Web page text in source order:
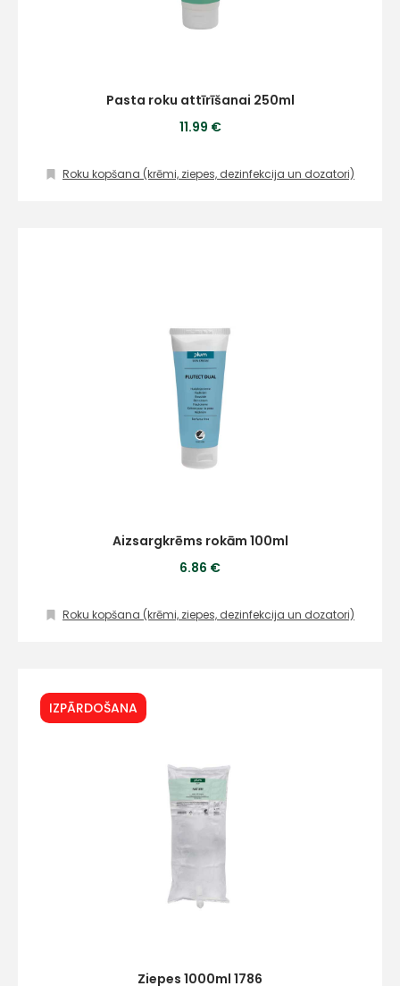
Pasta roku attīrīšanai 250ml
11.99 €
Roku kopšana (krēmi, ziepes, dezinfekcija un dozatori)
Aizsargkrēms rokām 100ml
6.86 €
Roku kopšana (krēmi, ziepes, dezinfekcija un dozatori)
IZPĀRDOŠANA
Ziepes 1000ml 1786